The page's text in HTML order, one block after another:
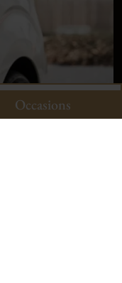
Occasions